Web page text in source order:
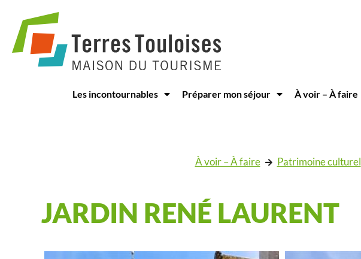
Les incontournables Préparer mon séjour À voir – À faire
À voir – À faire Patrimoine culturel
JARDIN RENÉ LAURENT